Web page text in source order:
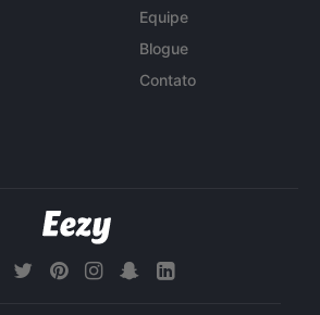
Equipe
Blogue
Contato